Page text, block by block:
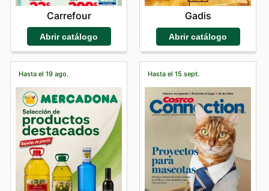
Carrefour
Abrir catálogo
Gadis
Abrir catálogo
Hasta el 19 ago. Hasta el 15 sept.